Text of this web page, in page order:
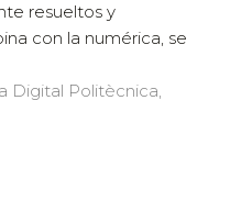
resueltos y
con la numérica, se
Digital Politècnica,